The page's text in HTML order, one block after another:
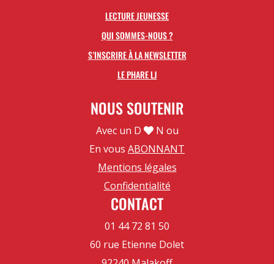
LECTURE JEUNESSE
QUI SOMMES-NOUS ?
S’INSCRIRE À LA NEWSLETTER
LE PHARE LJ
NOUS SOUTENIR
Avec un D
N ou
En vous ABONNANT
Mentions légales
Confidentialité
CONTACT
01 44 72 81 50
60 rue Etienne Dolet